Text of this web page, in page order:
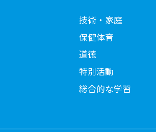
技術・家庭
保健体育
道徳
特別活動
総合的な学習